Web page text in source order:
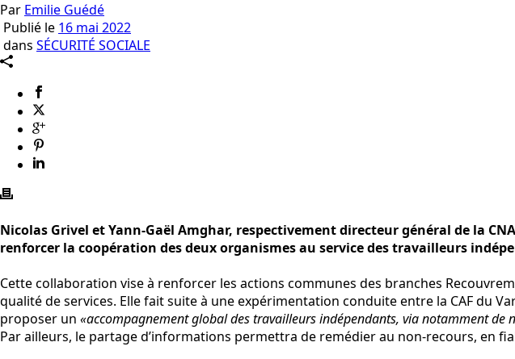
Par Emilie Guédé
Publié le 16 mai 2022
dans SÉCURITÉ SOCIALE
Nicolas Grivel et Yann-Gaël Amghar, respectivement directeur général de la
renforcer la coopération des deux organismes au service des travailleurs
Cette collaboration vise à renforcer les actions communes des branches
qualité de services. Elle fait suite à une expérimentation conduite entre la CAF du
proposer un «accompagnement global des travailleurs indépendants, via notamment de
Par ailleurs, le partage d’informations permettra de remédier au non-recours, en